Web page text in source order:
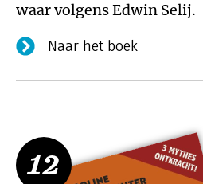
waar volgens Edwin Selij.
Naar het boek
12